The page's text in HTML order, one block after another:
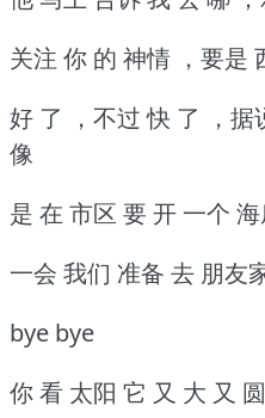
关注 你 的 神情 ，要是
好 了 ，不过 快 了 ，
像
是 在 市区 要 开 一个
一会 我们 准备 去 朋友
bye bye
你 看 太阳 它 又 大 又 圆